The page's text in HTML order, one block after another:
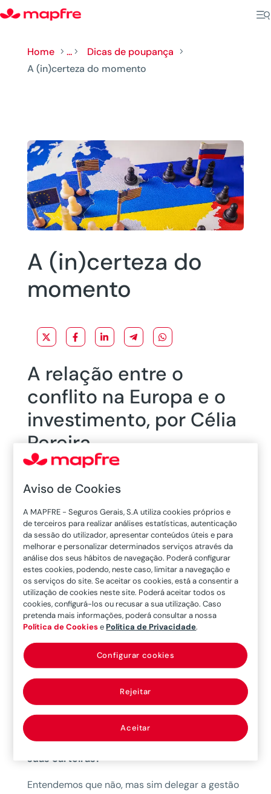
Home 5 ... 5 Dicas de poupança 5
A (in)certeza do momento
A (in)certeza do
momento
A relação entre o
conflito na Europa e o
investimento, por Célia
Pereira
As oscilações das últimas semanas nas bolsas
não são mera coincidência. Além da incerteza
outro fator:a tensão geopolítica atual.
INCERTEZAé, desde final do ano, a palavra de
ordem. E vai continuar. Como já foi, e bem,
antecipado pela equipa de profissionais
especialistas de mercados financeiros da
MAPFRE Asset Management.
Devem os clientes MAPFRE estar
preocupados com o seu investimento?
Os investidores não profissionais, os
pequenos aforradores menos experientes,
de mudanças como o Brexit ou este conflito
na Ucrânia, por exemplo, na composição das
suas carteiras?
Entendemos que não, mas sim delegar a gestão
Aviso de Cookies
A MAPFRE - Seguros Gerais, S.A utiliza cookies próprios e
de terceiros para realizar análises estatísticas, autenticação
da sessão do utilizador, apresentar conteúdos úteis e para
melhorar e personalizar determinados serviços através da
análise dos seus hábitos de navegação. Poderá configurar
estes cookies, podendo, neste caso, limitar a navegação e
os serviços do site. Se aceitar os cookies, está a consentir a
utilização de cookies neste site. Poderá aceitar todos os
cookies, configurá-los ou recusar a sua utilização. Caso
pretenda mais informações, poderá consultar a nossa
Política de CookiesePolítica de Privacidade.
Rejeitar
Aceitar
Configurar cookies